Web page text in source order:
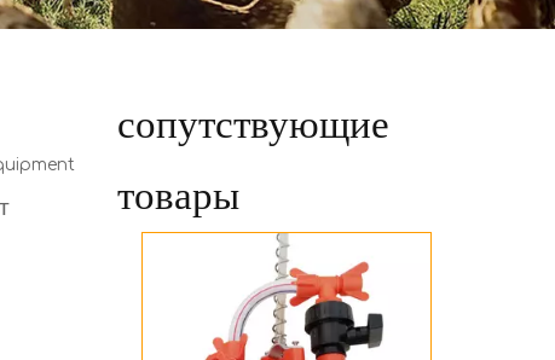
сопутствующие
товары